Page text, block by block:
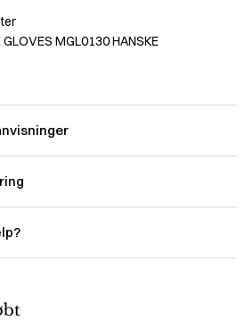
GLOVES MGL0130 HANSKE